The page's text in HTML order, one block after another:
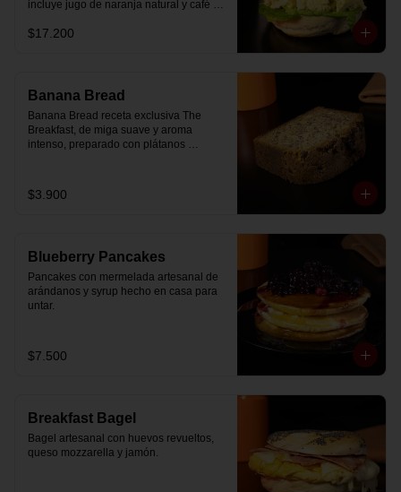
incluye jugo de naranja natural y café o
$17.200
Banana Bread
Banana Bread receta exclusiva The
Breakfast, de miga suave y aroma
intenso, preparado con plátanos
$3.900
Blueberry Pancakes
Pancakes con mermelada artesanal de
arándanos y syrup hecho en casa para
untar.
$7.500
Breakfast Bagel
Bagel artesanal con huevos revueltos,
queso mozzarella y jamón.